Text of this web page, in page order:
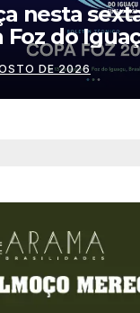
nesta
Foz do
equipes
DE 2026